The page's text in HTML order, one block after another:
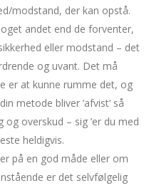
modstand, der kan opstå.
andet end de forventer,
eller modstand – det
og uvant. Det må
er at kunne rumme det, og
metode bliver ’afvist’ så
overskud – sig ’er du med
heldigvis.
på en god måde eller om
er det selvfølgelig